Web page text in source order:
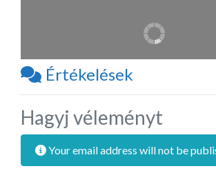
Értékelések
Hagyj véleményt
Your email address will not be